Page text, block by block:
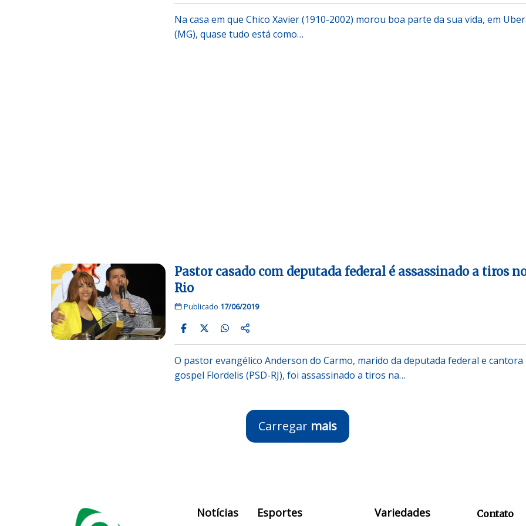
Na casa em que Chico Xavier (1910-2002) morou boa parte da sua vida, em
(MG), quase tudo está como…
Pastor casado com deputada federal é assassinado a tiros
Rio
Publicado 17/06/2019
O pastor evangélico Anderson do Carmo, marido da deputada federal e cantora
gospel Flordelis (PSD-RJ), foi assassinado a tiros na…
Carregar mais
Notícias Esportes Variedades Contato